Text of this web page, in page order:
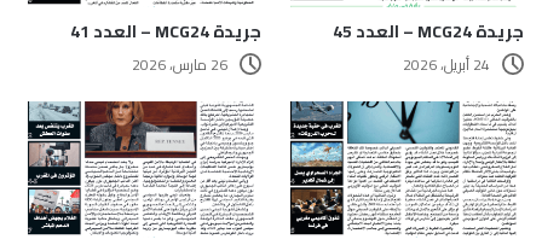
جريدة MCG24 – العدد 45
24 أبريل، 2026
جريدة MCG24 – العدد 41
26 مارس، 2026